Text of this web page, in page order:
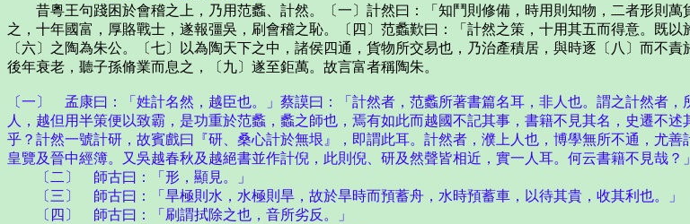
昔粵王句踐困於會稽之上，乃用范蠡、計然。〔一〕計然曰：「知鬥則修備，時用則知物，二者形則萬
之，十年國富，厚賂戰士，遂報彊吳，刷會稽之恥。〔四〕范蠡歎曰：「計然之策，十用其五而得意。既
〔六〕之陶為朱公。〔七〕以為陶天下之中，諸侯四通，貨物所交易也，乃治產積居，與時逐〔八〕而不
後年衰老，聽子孫脩業而息之，〔九〕遂至鉅萬。故言富者稱陶朱。
〔一〕 孟康曰：「姓計名然，越臣也。」蔡謨曰：「計然者，范蠡所著書篇名耳，非人也。謂之計然者
人，越但用半策便以致霸，是功重於范蠡，蠡之師也，焉有如此而越國不記其事，書籍不見其名，史遷不
乎？計然一號計研，故賓戲曰『研、桑心計於無垠』，即謂此耳。計然者，濮上人也，博學無所不通，尤
皇覽及晉中經簿。又吳越春秋及越絕書並作計倪，此則倪、研及然聲皆相近，實一人耳。何云書籍不見哉？」
〔二〕 師古曰：「形，顯見。」
〔三〕 師古曰：「旱極則水，水極則旱，故於旱時而預蓄舟，水時預蓄車，以待其貴，收其利也。」
〔四〕 師古曰：「刷謂拭除之也，音所劣反。」